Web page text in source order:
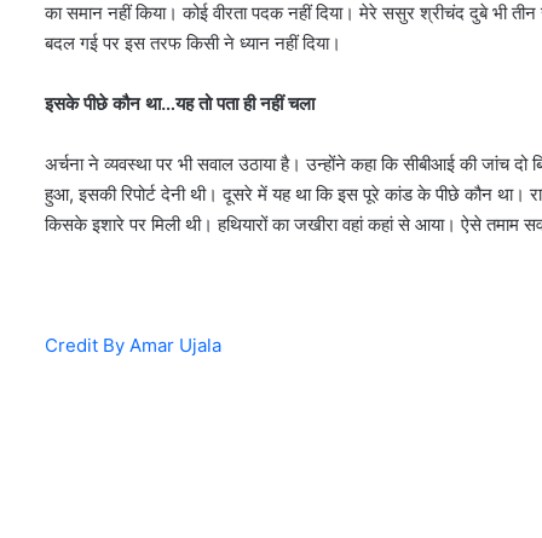
का समान नहीं किया। कोई वीरता पदक नहीं दिया। मेरे ससुर श्रीचंद दुबे भी
बदल गई पर इस तरफ किसी ने ध्यान नहीं दिया।
इसके पीछे कौन था…यह तो पता ही नहीं चला
अर्चना ने व्यवस्था पर भी सवाल उठाया है। उन्होंने कहा कि सीबीआई की
हुआ, इसकी रिपोर्ट देनी थी। दूसरे में यह था कि इस पूरे कांड के पीछे कौन था।
किसके इशारे पर मिली थी। हथियारों का जखीरा वहां कहां से आया। ऐसे
Credit By Amar Ujala